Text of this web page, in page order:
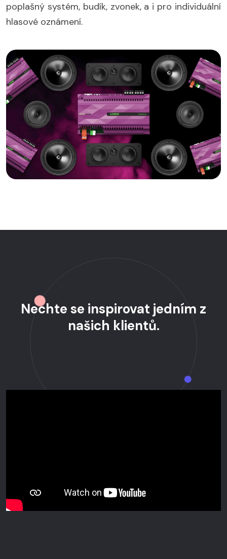
poplašný systém, budík, zvonek, a i pro individuální
hlasové oznámení.
Nechte se inspirovat jedním z
našich klientů.